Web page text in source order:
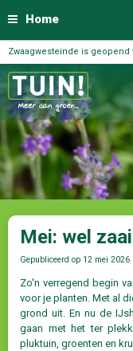
Home
Zwaagwesteinde is geopend
Mei: wel
Gepubliceerd op 12 mei 2026
Zo'n verregend begin
voor je planten. Met al
grond uit. En nu de
gaan met het ter
pluktuin, groenten en